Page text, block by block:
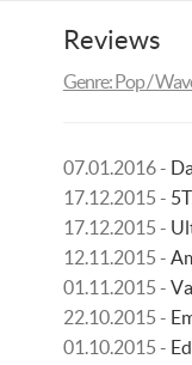
Reviews
Genre: Pop /
07.01.2016 -
17.12.2015 -
17.12.2015 -
12.11.2015 -
01.11.2015 -
22.10.2015 -
01.10.2015 -